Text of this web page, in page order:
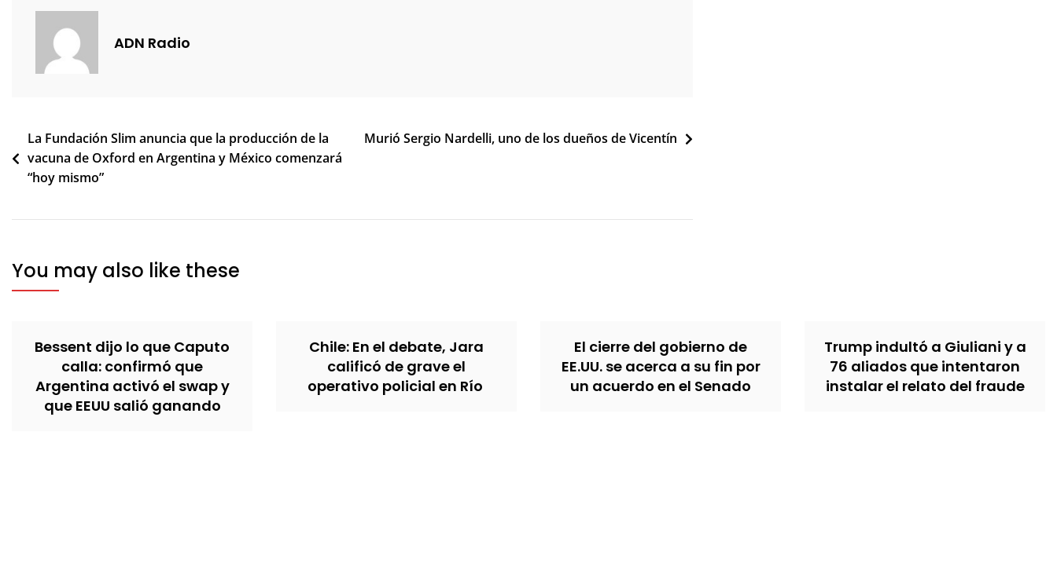
ADN Radio
Navegación
de
entradas
La Fundación Slim anuncia que la producción de la
vacuna de Oxford en Argentina y México comenzará
“hoy mismo”
Murió Sergio Nardelli, uno de los dueños de Vicentín
You may also like these
Bessent dijo lo que Caputo
calla: confirmó que
Argentina activó el swap y
que EEUU salió ganando
Chile: En el debate, Jara
calificó de grave el
operativo policial en Río
El cierre del gobierno de
EE.UU. se acerca a su fin por
un acuerdo en el Senado
Trump indultó a Giuliani y a
76 aliados que intentaron
instalar el relato del fraude